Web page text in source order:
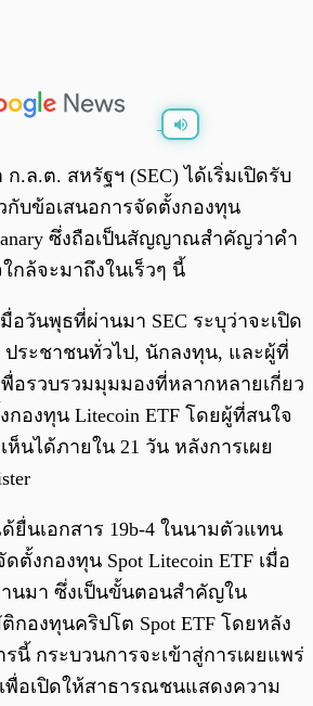
0:00/ 0:00
.ล.ต. สหรัฐฯ (SEC) ได้เริ่มเปิดรับ
กับข้อเสนอการจัดตั้งกองทุน
ซึ่งถือเป็นสัญญาณสำคัญว่าคำ
กล้จะมาถึงในเร็วๆ นี้
อวันพุธที่ผ่านมา SEC ระบุว่าจะเปิด
ระชาชนทั่วไป, นักลงทุน, และผู้ที่
พื่อรวบรวมมุมมองที่หลากหลายเกี่ยว
องทุน Litecoin ETF โดยผู้ที่สนใจ
นได้ภายใน 21 วัน หลังการเผย
ด้ยื่นเอกสาร 19b-4 ในนามตัวแทน
ตั้งกองทุน Spot Litecoin ETF เมื่อ
นมา ซึ่งเป็นขั้นตอนสำคัญใน
กองทุนคริปโต Spot ETF โดยหลัง
รนี้ กระบวนการจะเข้าสู่การเผยแพร่
เพื่อเปิดให้สาธารณชนแสดงความ